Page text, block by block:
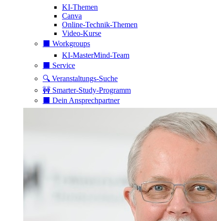
KI-Themen
Canva
Online-Technik-Themen
Video-Kurse
⬛️ Workgroups
KI-MasterMind-Team
⬛️ Service
🔍 Veranstaltungs-Suche
🚧 Smarter-Study-Programm
⬛️ Dein Ansprechpartner